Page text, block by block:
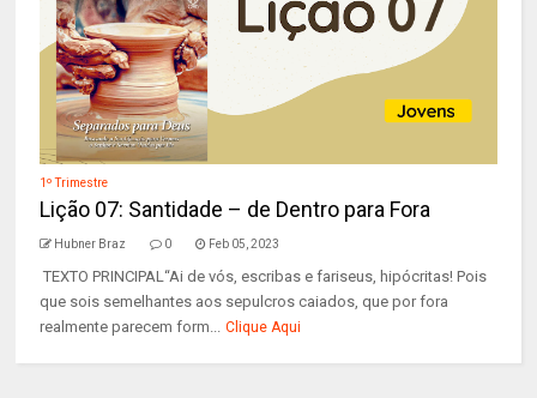
1º Trimestre
Lição 07: Santidade – de Dentro para Fora
Hubner Braz 0 Feb 05, 2023
TEXTO PRINCIPAL“Ai de vós, escribas e fariseus, hipócritas! Pois
que sois semelhantes aos sepulcros caiados, que por fora
realmente parecem form... Clique Aqui